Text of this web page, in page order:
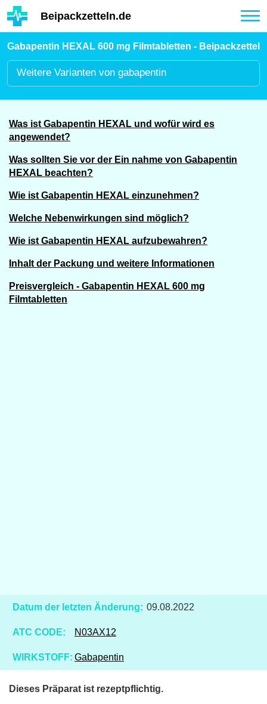
Hauptinhalt
Beipackzetteln.de
Gabapentin HEXAL 600 mg Filmtabletten - Beipackzettel
Weitere Varianten von gabapentin
Was ist Gabapentin HEXAL und wofür wird es
angewendet?
Was sollten Sie vor der Ein nahme von Gabapentin
HEXAL beachten?
Wie ist Gabapentin HEXAL einzunehmen?
Welche Nebenwirkungen sind möglich?
Wie ist Gabapentin HEXAL aufzubewahren?
Inhalt der Packung und weitere Informationen
Preisvergleich - Gabapentin HEXAL 600 mg
Filmtabletten
Datum der letzten Änderung: 09.08.2022
ATC CODE: N03AX12
WIRKSTOFF: Gabapentin
Dieses Präparat ist rezeptpflichtig.